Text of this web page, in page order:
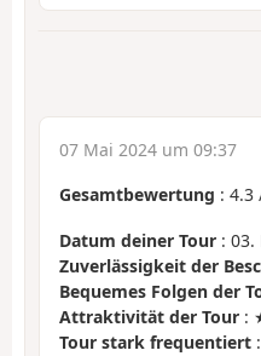
07 Mai 2024 um 09:37
Gesamtbewertung : 4.3
Datum deiner Tour : 03.
Zuverlässigkeit der
Bequemes Folgen der
Attraktivität der Tour :
Tour stark frequentiert